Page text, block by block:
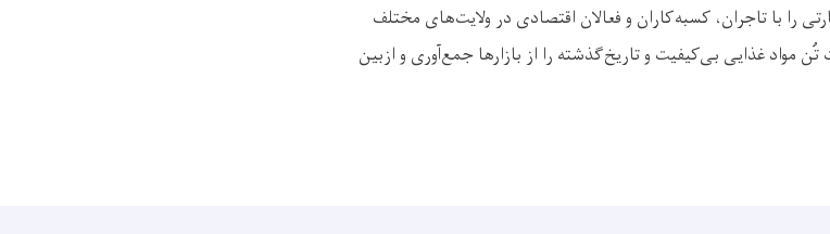
را با تاجران، کسبه‌کاران و فعالان اقتصادی در ولایت‌های مختلف
مواد غذایی بی‌کیفیت و تاریخ‌گذشته را از بازارها جمع‌آوری و ازبین